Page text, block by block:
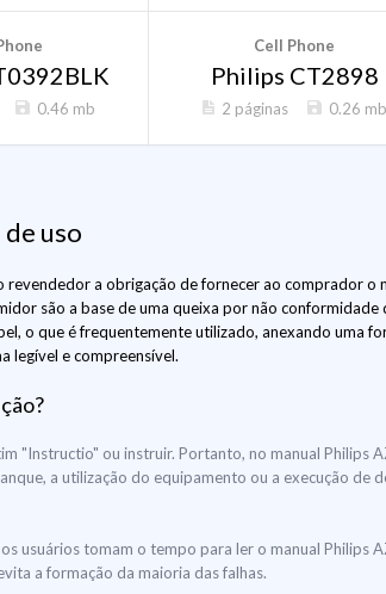
0.46 mb
Cell Phone
Philips CT2898
2 páginas 0.26 mb
uso
revendedor a obrigação de fornecer ao comprador
são a base de uma queixa por não
o que é frequentemente utilizado, anexando uma
legível e compreensível.
"Instructio" ou instruir. Portanto, no manual Philips
a utilização do equipamento ou a execução de
usuários tomam o tempo para ler o manual Philips
a formação da maioria das falhas.